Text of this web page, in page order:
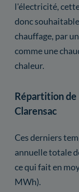
l'électricité,
donc
chauffage, par
comme une
chaleur.
Répartition de
Clarensac
Ces derniers
annuelle totale
ce qui fait en
MWh).